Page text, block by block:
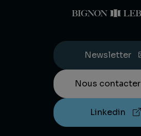
Newsletter
Nous contacter
Linkedin